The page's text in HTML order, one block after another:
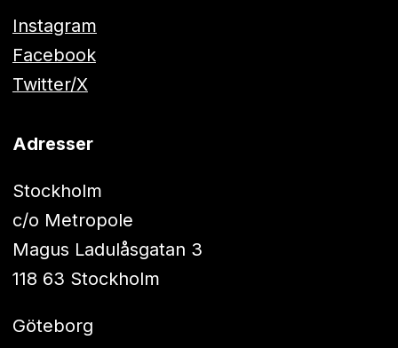
Instagram
Facebook
Twitter/X
Adresser
Stockholm
c/o Metropole
Magus Ladulåsgatan 3
118 63 Stockholm
Göteborg